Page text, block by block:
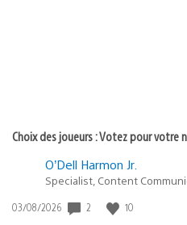
Choix des joueurs : Votez pour votre
O’Dell Harmon Jr.
Specialist, Content
Date
03/08/2026 2 10